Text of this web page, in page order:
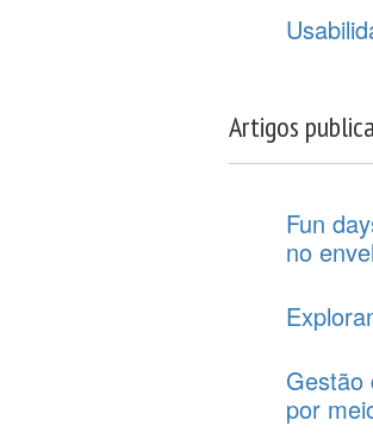
Artigos
Fun
no
Gestão
por